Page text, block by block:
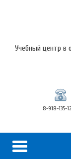
Учебный центр в
8-918-135-